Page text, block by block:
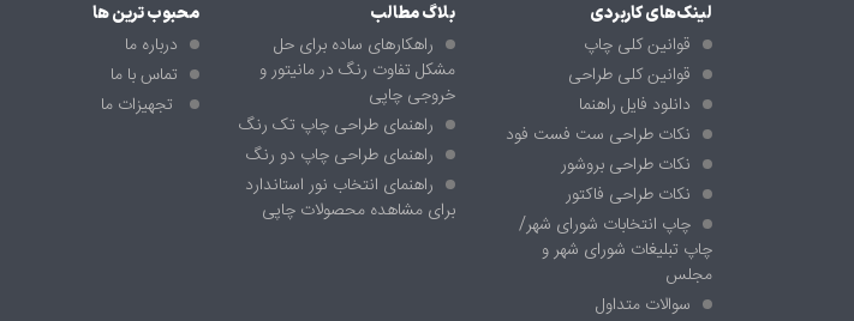
لینک‌های کاربردی
قوانین کلی چاپ
قوانین کلی طراحی
دانلود فایل راهنما
نکات طراحی ست فست فود
نکات طراحی بروشور
نکات طراحی فاکتور
چاپ انتخابات شورای شهر/
چاپ تبلیغات شورای شهر و
مجلس
سوالات متداول
بلاگ مطالب
راهکارهای ساده برای حل
مشکل تفاوت رنگ در مانیتور و
خروجی چاپی
راهنمای طراحی چاپ تک رنگ
راهنمای طراحی چاپ دو رنگ
راهنمای انتخاب نور استاندارد
برای مشاهده محصولات چاپی
محبوب ترین ها
درباره ما
تماس با ما
تجهیزات ما